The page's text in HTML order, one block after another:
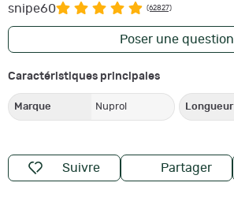
snipe60 (62827)
Poser une question
Caractéristiques principales
Marque Nuprol Longueur
Suivre Partager